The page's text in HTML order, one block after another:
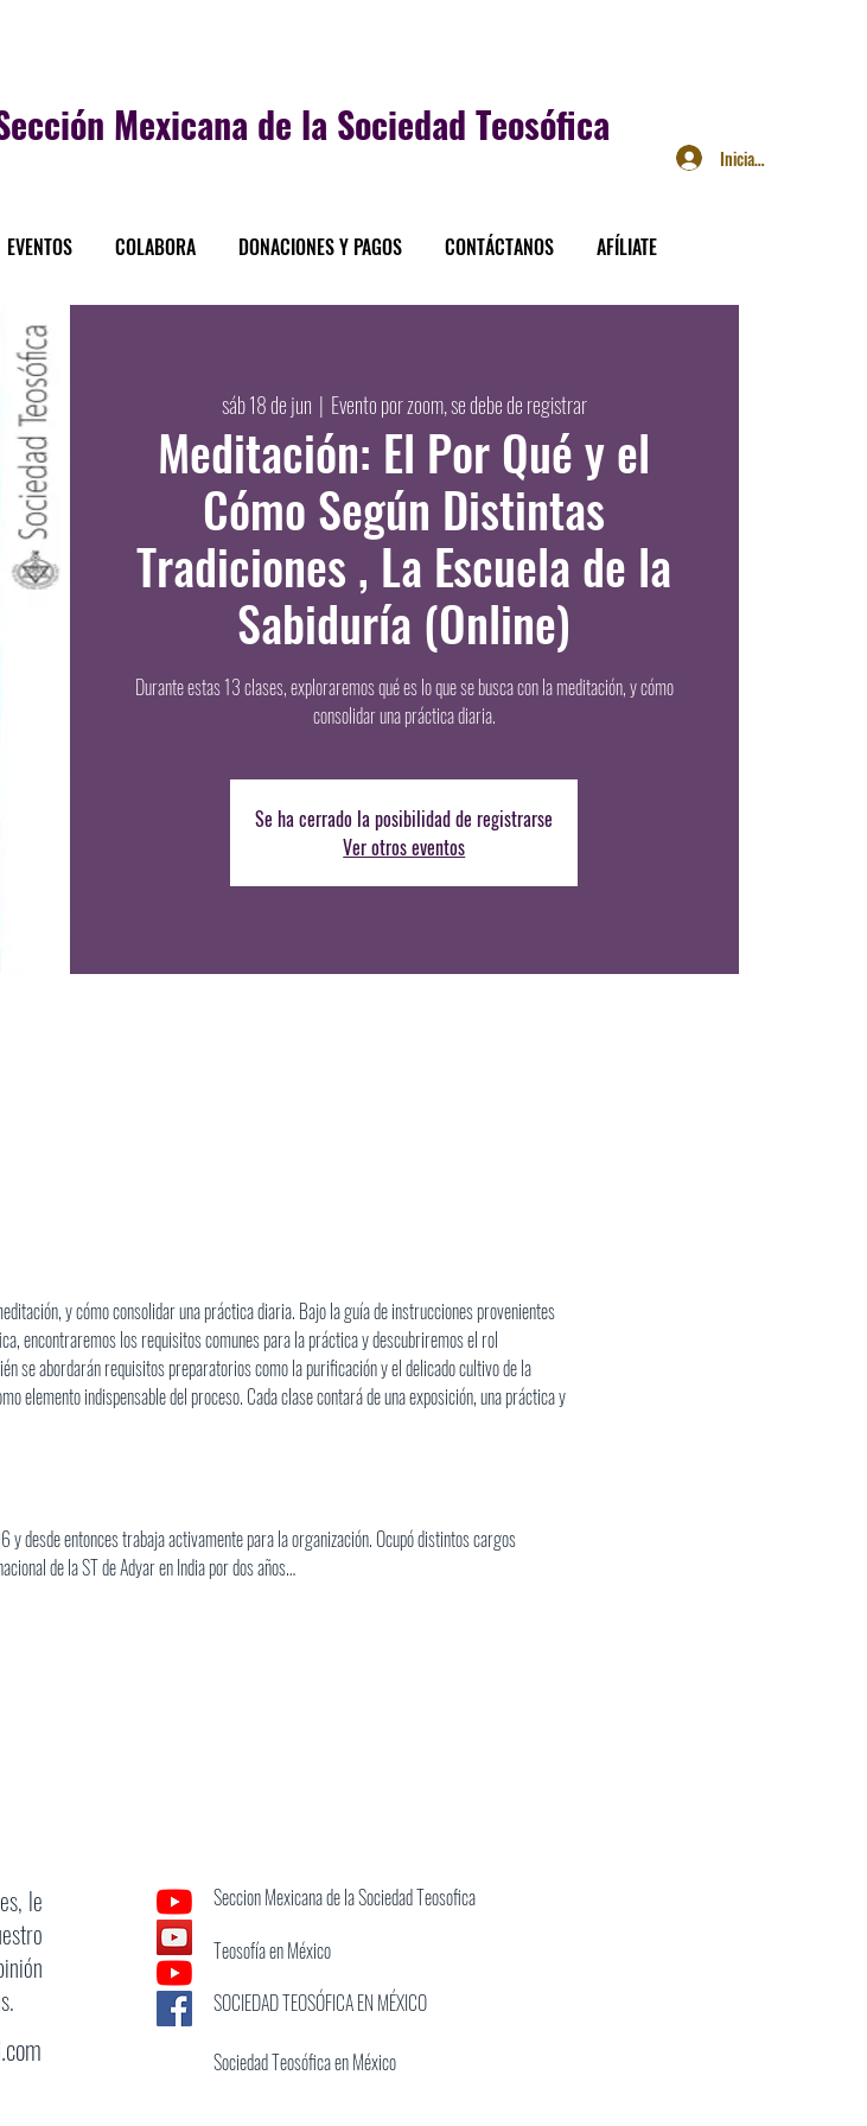
Mexicana de la Sociedad Teosófica
EVENTOS COLABORA DONACIONES Y PAGOS CONTÁCTANOS AFÍLIATE
Iniciar sesión
sáb 18 de jun
  |
Evento por zoom, se debe de registrar
Meditación: El Por Qué y el
Cómo Según Distintas
Tradiciones , La Escuela de la
Sabiduría (Online)
Durante estas 13 clases, exploraremos qué es lo que se busca con la meditación, y cómo
consolidar una práctica diaria.
Se ha cerrado la posibilidad de registrarse
Ver otros eventos
y cómo consolidar una práctica diaria. Bajo la guía de instrucciones provenientes
encontraremos los requisitos comunes para la práctica y descubriremos el rol
se abordarán requisitos preparatorios como la purificación y el delicado cultivo de la
elemento indispensable del proceso. Cada clase contará de una exposición, una práctica y
y desde entonces trabaja activamente para la organización. Ocupó distintos cargos
de la ST de Adyar en India por dos años…
le
Seccion Mexicana de la Sociedad Teosofica
Teosofía en México
SOCIEDAD TEOSÓFICA EN MÉXICO
Sociedad Teosófica en México